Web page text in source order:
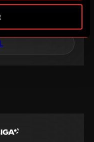
st, 15. 5., 17:30